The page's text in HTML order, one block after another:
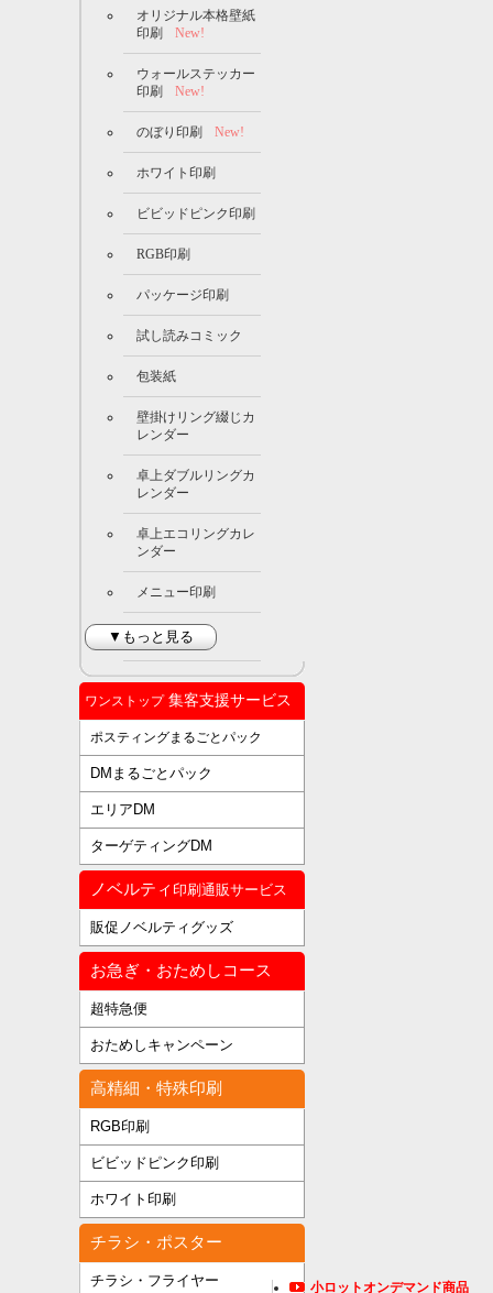
オリジナル本格壁紙
印刷
New!
ウォールステッカー
印刷
New!
のぼり印刷 New!
ホワイト印刷
ビビッドピンク印刷
RGB印刷
パッケージ印刷
試し読みコミック
包装紙
壁掛けリング綴じカ
レンダー
卓上ダブルリングカ
レンダー
卓上エコリングカレ
ンダー
メニュー印刷
▼もっと見る
ワンストップ集客支援サービス
ポスティングまるごとパック
DMまるごとパック
エリアDM
ターゲティングDM
ノベルティ 印刷通販サービス
販促ノベルティグッズ
お急ぎ・おためしコース
超特急便
おためしキャンペーン
高精細・特殊印刷
RGB印刷
ビビッドピンク印刷
ホワイト印刷
チラシ・ポスター
チラシ・フライヤー 小ロットオンデマンド商品